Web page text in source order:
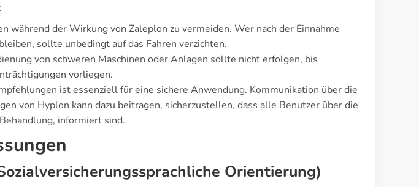
während der Wirkung von Zaleplon zu vermeiden. Wer nach der Einnahme
sollte unbedingt auf das Fahren verzichten.
von schweren Maschinen oder Anlagen sollte nicht erfolgen, bis
vorliegen.
ist essenziell für eine sichere Anwendung. Kommunikation über die
von Hyplon kann dazu beitragen, sicherzustellen, dass alle Benutzer über die
informiert sind.
Orientierung)